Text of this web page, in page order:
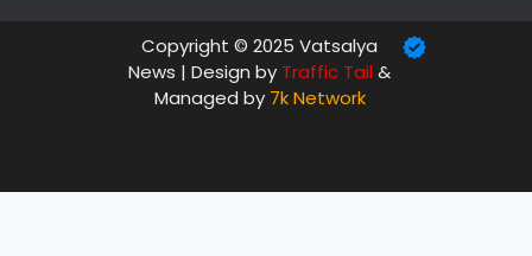
Copyright © 2025 Vatsalya
News | Design by Traffic Tail&
Managed by 7k Network